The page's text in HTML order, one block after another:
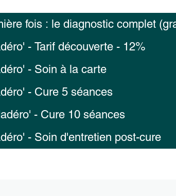
fois : le diagnostic complet
- Tarif découverte - 12%
- Soin à la carte
- Cure 5 séances
- Cure 10 séances
- Soin d'entretien post-cure